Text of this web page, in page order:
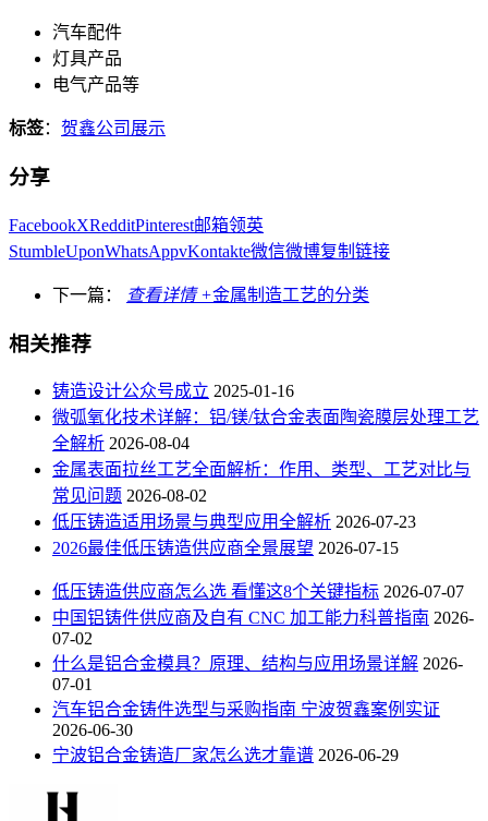
汽车配件
灯具产品
电气产品等
标签： 贺鑫公司展示
分享
FacebookXRedditPinterest邮箱领英
StumbleUponWhatsAppvKontakte微信微博复制链接
下一篇： 查看详情 +金属制造工艺的分类
相关推荐
铸造设计公众号成立 2025-01-16
微弧氧化技术详解：铝/镁/钛合金表面陶瓷膜层处理工艺
全解析 2026-08-04
金属表面拉丝工艺全面解析：作用、类型、工艺对比与
常见问题 2026-08-02
低压铸造适用场景与典型应用全解析 2026-07-23
2026最佳低压铸造供应商全景展望 2026-07-15
低压铸造供应商怎么选 看懂这8个关键指标 2026-07-07
中国铝铸件供应商及自有 CNC 加工能力科普指南 2026-
07-02
什么是铝合金模具？原理、结构与应用场景详解 2026-
07-01
汽车铝合金铸件选型与采购指南 宁波贺鑫案例实证
2026-06-30
宁波铝合金铸造厂家怎么选才靠谱 2026-06-29